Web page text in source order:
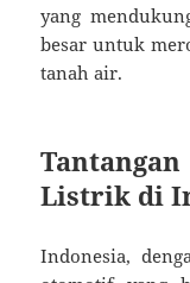
yang
besar untuk
tanah air.
Listrik di
Indonesia,